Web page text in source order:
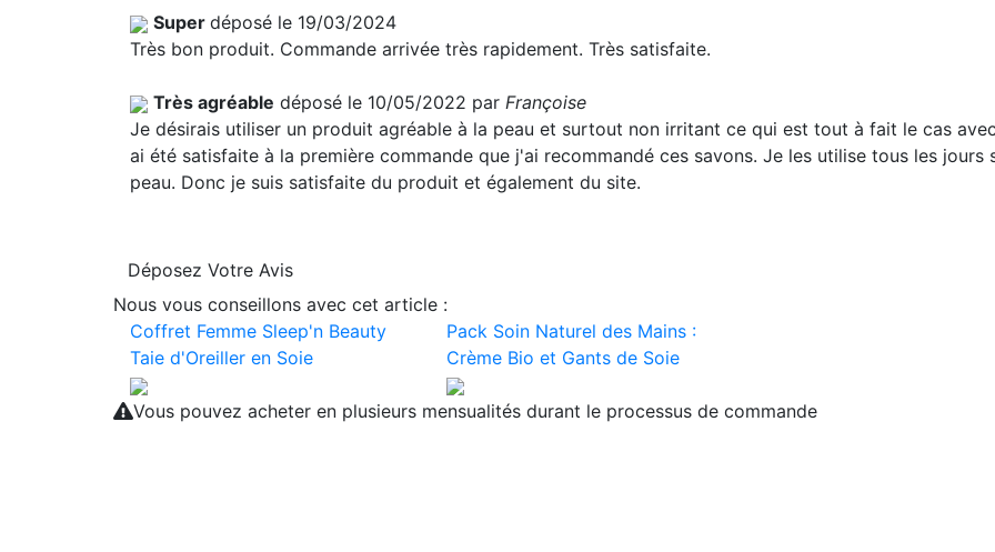
Super déposé le 19/03/2024
Très bon produit. Commande arrivée très rapidement. Très satisfaite.
Très agréable déposé le 10/05/2022 par Françoise
Je désirais utiliser un produit agréable à la peau et surtout non irritant ce qui est tout à fait le cas
ai été satisfaite à la première commande que j'ai recommandé ces savons. Je les utilise tous les
peau. Donc je suis satisfaite du produit et également du site.
Déposez Votre Avis
Nous vous conseillons avec cet article :
Coffret Femme Sleep'n Beauty
Taie d'Oreiller en Soie
Pack Soin Naturel des Mains :
Crème Bio et Gants de Soie
Vous pouvez acheter en plusieurs mensualités durant le processus de commande